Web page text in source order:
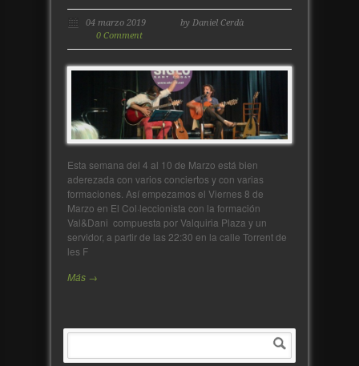
04 marzo 2019
by Daniel Cerdà
0 Comment
Esta semana del 4 al 10 de Marzo está bien
aderezada con varios conciertos y con varias
formaciones. Así empezamos el Viernes 8 de
Marzo en El Col·leccionista con la formación
Val&Dani compuesta por Valquiria Plaza y un
servidor, a partir de las 22:30 en la calle Torrent de
les F
Más →